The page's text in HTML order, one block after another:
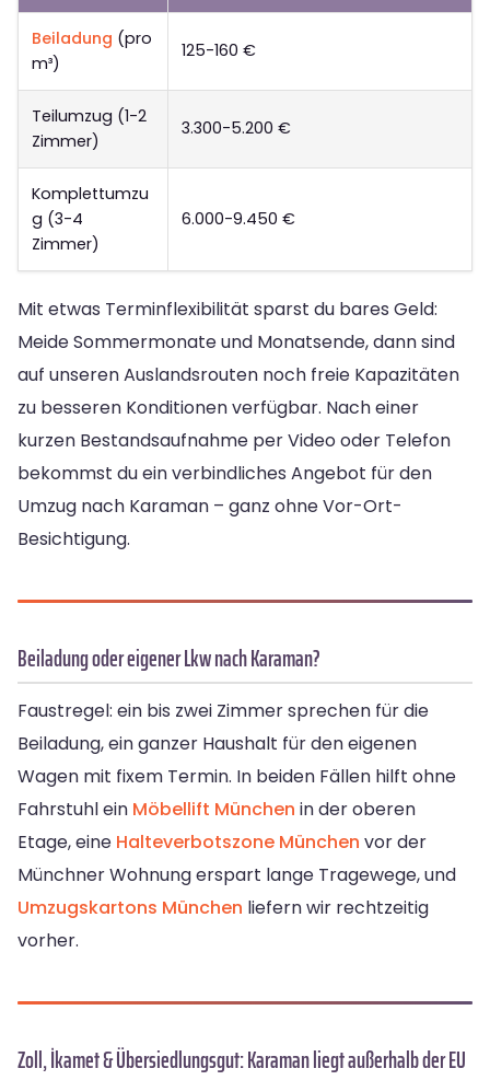
Beiladung (pro
m³)
125-160 €
Teilumzug (1-2
Zimmer)
3.300-5.200 €
Komplettumzu
g (3-4
Zimmer)
6.000-9.450 €
Mit etwas Terminflexibilität sparst du bares Geld:
Meide Sommermonate und Monatsende, dann sind
auf unseren Auslandsrouten noch freie Kapazitäten
zu besseren Konditionen verfügbar. Nach einer
kurzen Bestandsaufnahme per Video oder Telefon
bekommst du ein verbindliches Angebot für den
Umzug nach Karaman – ganz ohne Vor-Ort-
Besichtigung.
Beiladung oder eigener Lkw nach Karaman?
Faustregel: ein bis zwei Zimmer sprechen für die
Beiladung, ein ganzer Haushalt für den eigenen
Wagen mit fixem Termin. In beiden Fällen hilft ohne
Fahrstuhl ein Möbellift München in der oberen
Etage, eine Halteverbotszone München vor der
Münchner Wohnung erspart lange Tragewege, und
Umzugskartons München liefern wir rechtzeitig
vorher.
Zoll, İkamet & Übersiedlungsgut: Karaman liegt außerhalb der EU